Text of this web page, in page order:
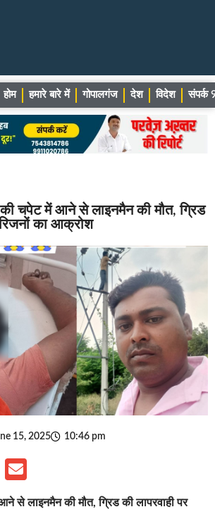
होम हमारे बारे में गोपालगंज देश विदेश संपर्क
की चपेट में आने से लाइनमैन की मौत, ग्रिड
का आक्रोश
15, 2025 10:46 pm
से लाइनमैन की मौत, ग्रिड की लापरवाही पर